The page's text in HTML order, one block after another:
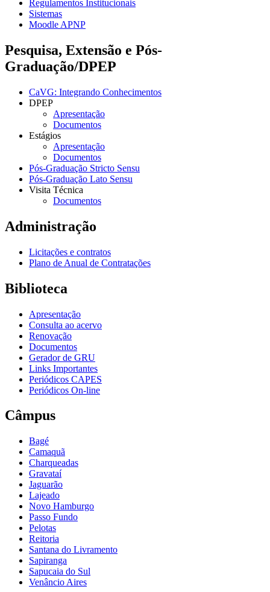
Regulamentos Institucionais
Sistemas
Moodle APNP
Pesquisa, Extensão e Pós-
Graduação/DPEP
CaVG: Integrando Conhecimentos
DPEP
Apresentação
Documentos
Estágios
Apresentação
Documentos
Pós-Graduação Stricto Sensu
Pós-Graduação Lato Sensu
Visita Técnica
Documentos
Administração
Licitações e contratos
Plano de Anual de Contratações
Biblioteca
Apresentação
Consulta ao acervo
Renovação
Documentos
Gerador de GRU
Links Importantes
Periódicos CAPES
Periódicos On-line
Câmpus
Bagé
Camaquã
Charqueadas
Gravataí
Jaguarão
Lajeado
Novo Hamburgo
Passo Fundo
Pelotas
Reitoria
Santana do Livramento
Sapiranga
Sapucaia do Sul
Venâncio Aires